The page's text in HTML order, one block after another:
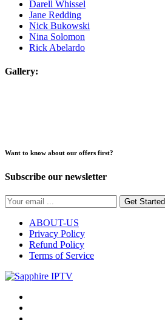
Darell Whissel
Jane Redding
Nick Bukowski
Nina Solomon
Rick Abelardo
Gallery:
Want to know about our offers first?
Subscribe our newsletter
Get Started
ABOUT-US
Privacy Policy
Refund Policy
Terms of Service